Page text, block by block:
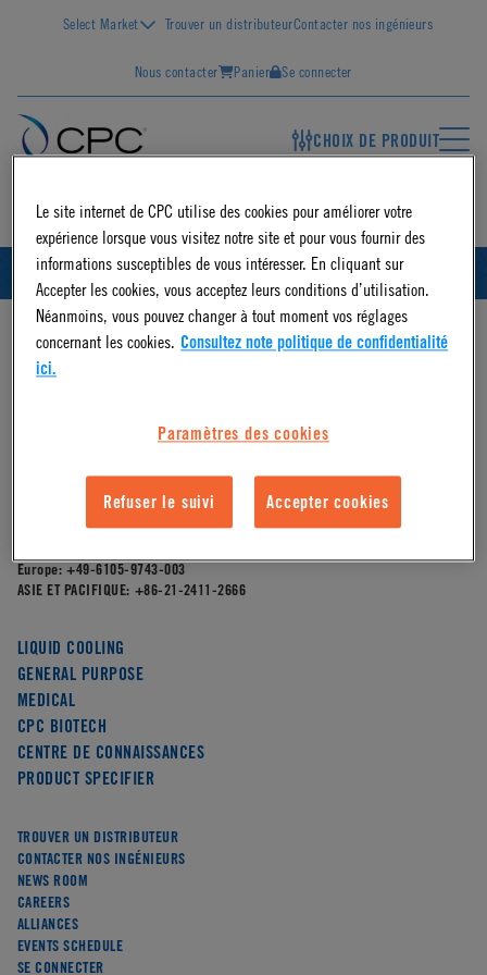
Select Market Trouver un distributeurContacter nos ingénieurs
Nous contacter Panier Se connecter
CHOIX DE PRODUIT
FRANÇAIS ID
Arden Hills, MN 55112
Europe: +49-6105-9743-003
ASIE ET PACIFIQUE: +86-21-2411-2666
LIQUID COOLING
GENERAL PURPOSE
MEDICAL
CPC BIOTECH
CENTRE DE CONNAISSANCES
PRODUCT SPECIFIER
TROUVER UN DISTRIBUTEUR
CONTACTER NOS INGÉNIEURS
NEWS ROOM
CAREERS
ALLIANCES
EVENTS SCHEDULE
SE CONNECTER
Le site internet de CPC utilise des cookies pour améliorer votre
expérience lorsque vous visitez notre site et pour vous fournir des
informations susceptibles de vous intéresser. En cliquant sur
Accepter les cookies, vous acceptez leurs conditions d’utilisation.
Néanmoins, vous pouvez changer à tout moment vos réglages
concernant les cookies. Consultez note politique de confidentialité
ici.
Paramètres des cookies
Refuser le suivi Accepter cookies